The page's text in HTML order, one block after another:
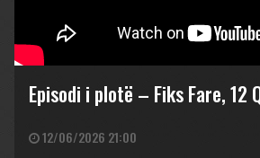
Episodi i plotë – Fiks Fare, 12
12/06/2026 21:00